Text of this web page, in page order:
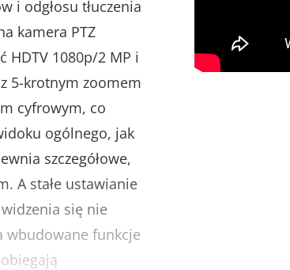
i odgłosu tłuczenia
kamera PTZ
HDTV 1080p/2 MP i
5-krotnym zoomem
cyfrowym, co
ogólnego, jak
szczegółowe,
A stałe ustawianie
się nie
wbudowane funkcje